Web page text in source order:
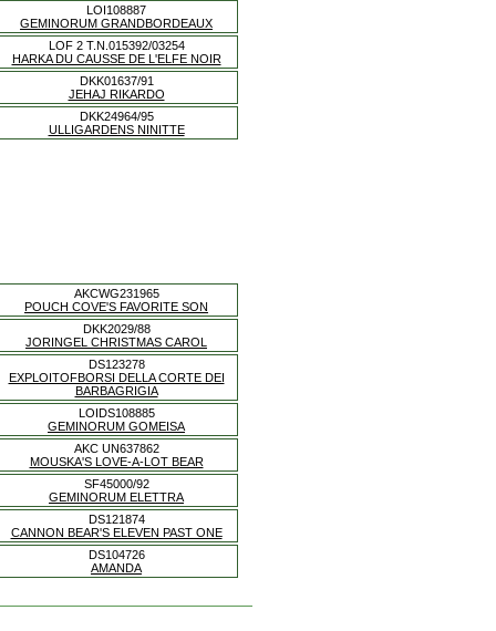
LOI108887
GEMINORUM GRANDBORDEAUX
LOF 2 T.N.015392/03254
HARKA DU CAUSSE DE L'ELFE NOIR
DKK01637/91
JEHAJ RIKARDO
DKK24964/95
ULLIGARDENS NINITTE
AKCWG231965
POUCH COVE'S FAVORITE SON
DKK2029/88
JORINGEL CHRISTMAS CAROL
DS123278
EXPLOITOFBORSI DELLA CORTE DEI
BARBAGRIGIA
LOIDS108885
GEMINORUM GOMEISA
AKC UN637862
MOUSKA'S LOVE-A-LOT BEAR
SF45000/92
GEMINORUM ELETTRA
DS121874
CANNON BEAR'S ELEVEN PAST ONE
DS104726
AMANDA